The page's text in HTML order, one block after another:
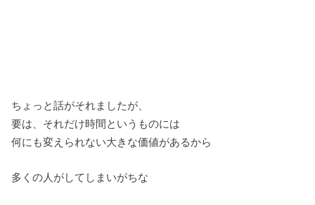
ちょっと話がそれましたが、
要は、それだけ時間というものには
何にも変えられない大きな価値があるから
多くの人がしてしまいがちな